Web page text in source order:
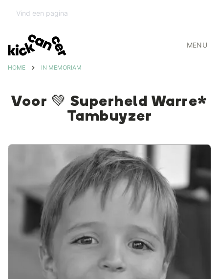
MENU
HOME IN MEMORIAM
Voor 💚 Superheld Warre*
Tambuyzer